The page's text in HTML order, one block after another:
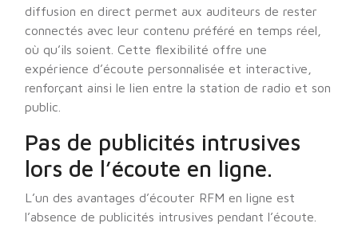
diffusion en direct permet aux auditeurs de rester
connectés avec leur contenu préféré en temps réel,
où qu’ils soient. Cette flexibilité offre une
expérience d’écoute personnalisée et interactive,
renforçant ainsi le lien entre la station de radio et son
public.
Pas de publicités intrusives
lors de l’écoute en ligne.
L’un des avantages d’écouter RFM en ligne est
l’absence de publicités intrusives pendant l’écoute.